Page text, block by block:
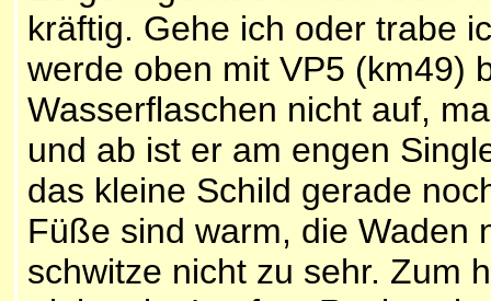
kräftig. Gehe ich oder trabe
werde oben mit VP5 (km49)
Wasserflaschen nicht auf,
und ab ist er am engen
das kleine Schild gerade
Füße sind warm, die Waden
schwitze nicht zu sehr. Zum